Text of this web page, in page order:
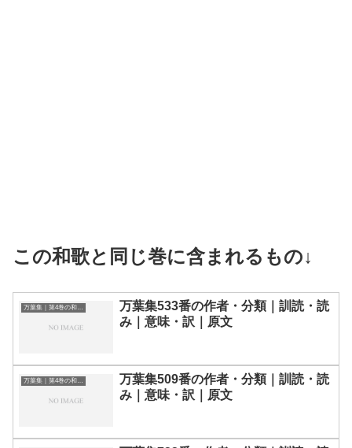
この和歌と同じ巻に含まれるもの↓
万葉集533番の作者・分類｜訓読・読
み｜意味・訳｜原文
万葉集｜第4巻の和歌一覧
万葉集509番の作者・分類｜訓読・読
み｜意味・訳｜原文